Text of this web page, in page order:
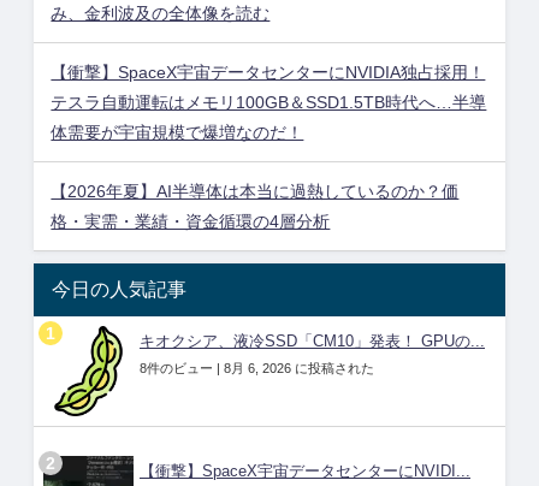
み、金利波及の全体像を読む
【衝撃】SpaceX宇宙データセンターにNVIDIA独占採用！
テスラ自動運転はメモリ100GB＆SSD1.5TB時代へ…半導
体需要が宇宙規模で爆増なのだ！
【2026年夏】AI半導体は本当に過熱しているのか？価
格・実需・業績・資金循環の4層分析
今日の人気記事
キオクシア、液冷SSD「CM10」発表！ GPUの...
8件のビュー | 8月 6, 2026 に投稿された
【衝撃】SpaceX宇宙データセンターにNVIDI...